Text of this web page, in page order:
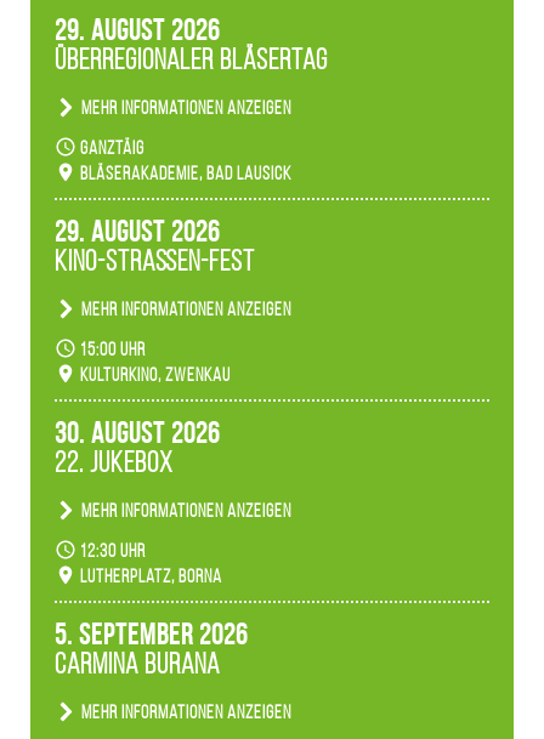
Ambiente gibt es ein leuchtendes Konzert
unserer Fachbereiche.
29. August 2026
Überregionaler Bläsertag
Mehr Informationen anzeigen
Teilnahme der Bläserklassen.
ganztäig
Bläserakademie, Bad Lausick
29. August 2026
Kino-Straßen-Fest
Mehr Informationen anzeigen
Konzert unserer Zwenkauer Schüler und
Schülerinnen zum Fest des Kulturkinos.
15:00 Uhr
Kulturkino, Zwenkau
30. August 2026
22. Jukebox
Mehr Informationen anzeigen
Anlässlicher der 775-Jahrfeier der Stadt Borna
spielen wir noch einmal unser aktuelles
Jukeboxprogramm zum Stadtfest.
12:30 Uhr
Lutherplatz, Borna
5. September 2026
Carmina Burana
Mehr Informationen anzeigen